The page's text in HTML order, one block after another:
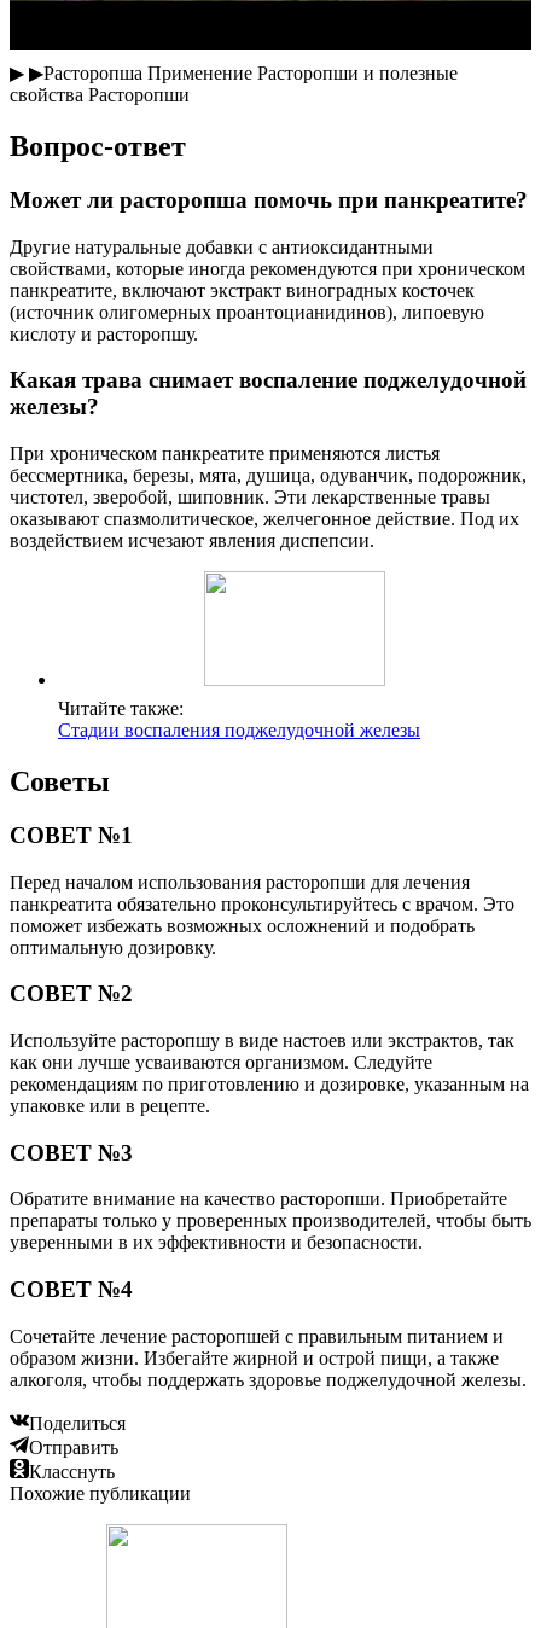
▶ ▶Расторопша Применение Расторопши и полезные
свойства Расторопши
Вопрос-ответ
Может ли расторопша помочь при панкреатите?
Другие натуральные добавки с антиоксидантными
свойствами, которые иногда рекомендуются при хроническом
панкреатите, включают экстракт виноградных косточек
(источник олигомерных проантоцианидинов), липоевую
кислоту и расторопшу.
Какая трава снимает воспаление поджелудочной
железы?
При хроническом панкреатите применяются листья
бессмертника, березы, мята, душица, одуванчик, подорожник,
чистотел, зверобой, шиповник. Эти лекарственные травы
оказывают спазмолитическое, желчегонное действие. Под их
воздействием исчезают явления диспепсии.
Читайте также:
Стадии воспаления поджелудочной железы
Советы
СОВЕТ №1
Перед началом использования расторопши для лечения
панкреатита обязательно проконсультируйтесь с врачом. Это
поможет избежать возможных осложнений и подобрать
оптимальную дозировку.
СОВЕТ №2
Используйте расторопшу в виде настоев или экстрактов, так
как они лучше усваиваются организмом. Следуйте
рекомендациям по приготовлению и дозировке, указанным на
упаковке или в рецепте.
СОВЕТ №3
Обратите внимание на качество расторопши. Приобретайте
препараты только у проверенных производителей, чтобы быть
уверенными в их эффективности и безопасности.
СОВЕТ №4
Сочетайте лечение расторопшей с правильным питанием и
образом жизни. Избегайте жирной и острой пищи, а также
алкоголя, чтобы поддержать здоровье поджелудочной железы.
Поделиться
Отправить
Класснуть
Похожие публикации